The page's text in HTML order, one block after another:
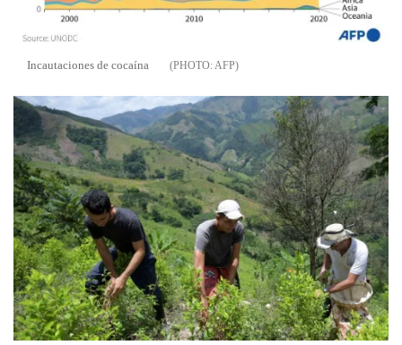
Incautaciones de cocaína AFP